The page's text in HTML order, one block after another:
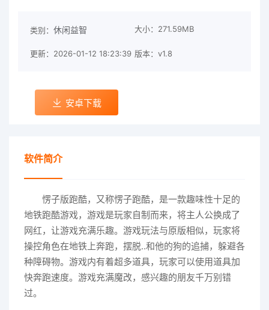
类别： 休闲益智 大小：271.59MB
更新：2026-01-12 18:23:39 版本：v1.8
安卓下载
软件简介
愣子版跑酷，又称愣子跑酷，是一款趣味性十足的
地铁跑酷游戏，游戏是玩家自制而来，将主人公换成了
网红，让游戏充满乐趣。游戏玩法与原版相似，玩家将
操控角色在地铁上奔跑，摆脱..和他的狗的追捕，躲避各
种障碍物。游戏内有着超多道具，玩家可以使用道具加
快奔跑速度。游戏充满魔改，感兴趣的朋友千万别错
过。